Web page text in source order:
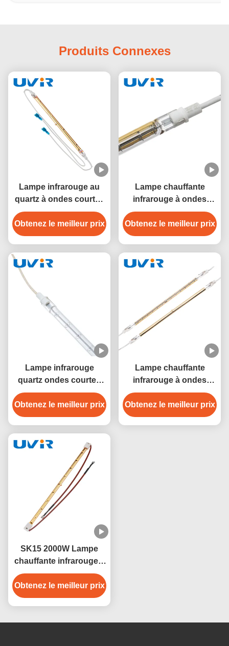
Produits Connexes
Lampe infrarouge au
quartz à ondes courtes
220V 500W pour sauna
et chauffage industriel
Obtenez le meilleur prix
Lampe chauffante
infrarouge à ondes
courtes à base RS
dorée 500W 230V
Obtenez le meilleur prix
Lampe infrarouge
quartz ondes courtes
500W 230V pour
chauffage industriel
Obtenez le meilleur prix
Lampe chauffante
infrarouge à ondes
courtes R7S 1200W
220V
Obtenez le meilleur prix
SK15 2000W Lampe
chauffante infrarouge à
quartz dorée pour
sauna
Obtenez le meilleur prix